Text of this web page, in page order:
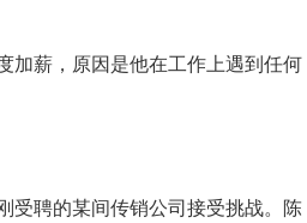
加薪，原因是他在工作上遇到任何
受聘的某间传销公司接受挑战。陈